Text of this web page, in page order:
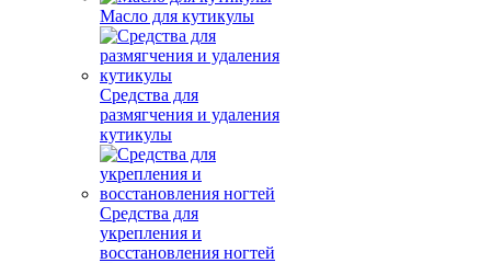
Масло для кутикулы
Средства для
размягчения и удаления
кутикулы
Средства для
укрепления и
восстановления ногтей